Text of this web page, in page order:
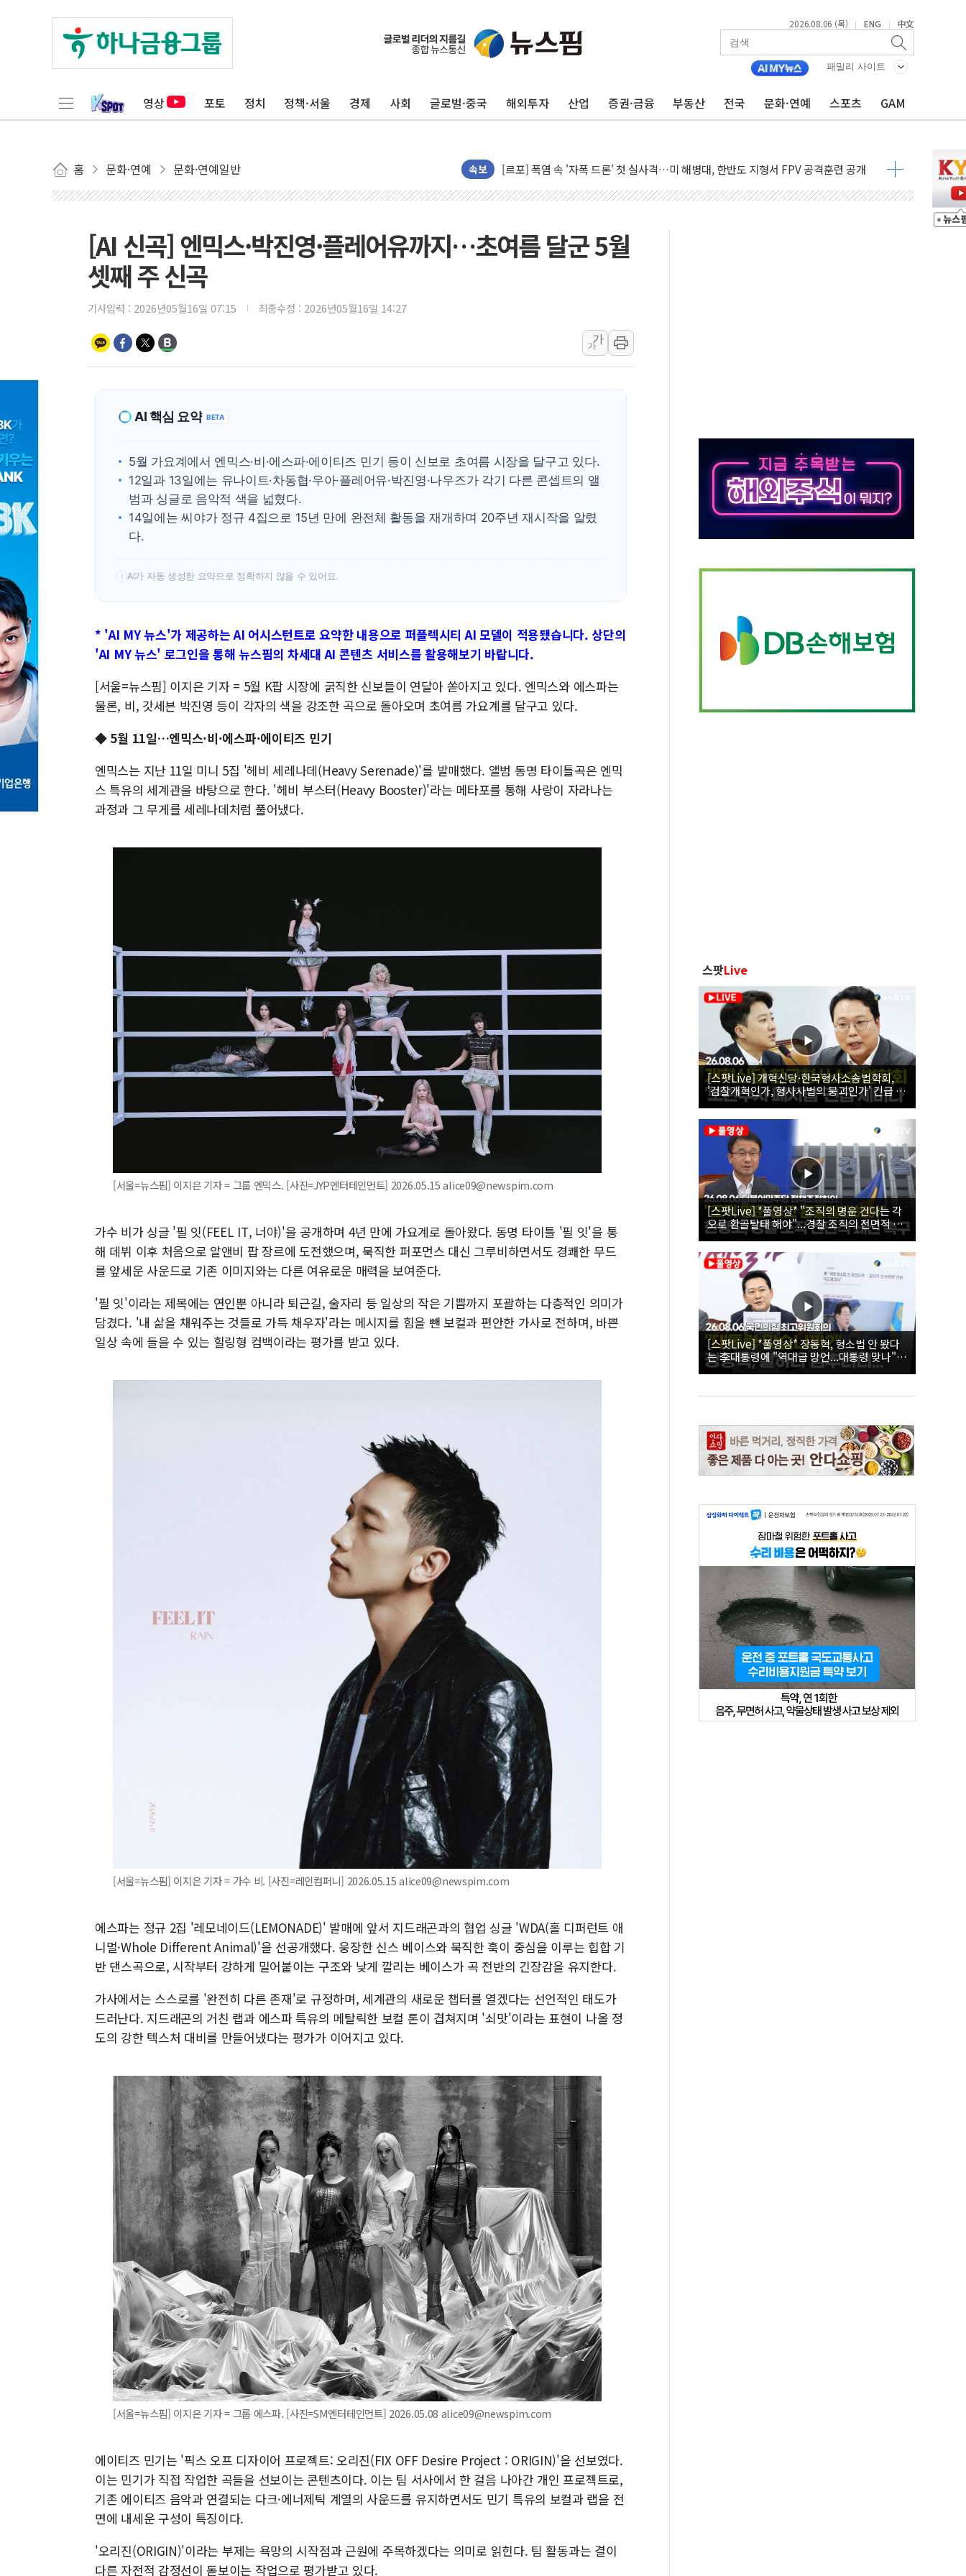
2026.08.06 (목) | ENG | 中文
패밀리 사이트
영상 포토 정치 정책·서울 경제 사회 글로벌·중국 해외투자 산업 증권·금융 부동산 전국 문화·연예 스포츠 GAM
홈 문화·연예 문화·연예일반 속보
[AI 카드뉴스] 어린이집·유치원 비상! 수족구병이 다시 유행합니다.
운수업·기업활동 '원스톱'으로...데이터처, 기업 3만1000곳 경제통계조사
공정위 "국고채 PD 15곳, 관행 아닌 담합…76조2000억 입찰 영향"
중소기업 기술자료 중국 계열사에 넘긴 세라젬…공정위 과징금 4억3200만원
국표원, 해외직구 물놀이기구·유아용품 등 94개 제품 안전기준 '부적합'
쉐이크쉑, 남양주 현대아울렛에 '다산점' 열어
'달라진 임신·출산·육아 지원 한눈에'…인사처, 공무원 인사제도 안내서 발간
정청래 "2차 TV토론으로 게임 끝…김민석, 신천지 허위신고에 배신 사과 안 해"
[K메이커] 코셔에서 할랄까지…대상, 종가가 넘은 건 국경 아닌 '식문화 장벽'
[특징주] 비철금속 업종 11% 급등…구리 가격 상승 전망 부각
흥국자산운용, 코스닥 성장주 담은 채권혼합 펀드 2종 출시
외국인 돌아왔지만 …'삼전·하이닉스'는 사고 급등주는 팔았다
[AI 신곡] 엔믹스·박진영·플레어유까지…초여름 달군 5월
셋째 주 신곡
기사입력 : 2026년05월16일 07:15 최종수정 : 2026년05월16일 14:27
가
가
AI 핵심 요약 BETA
5월 가요계에서 엔믹스·비·에스파·에이티즈 민기 등이 신보로 초여름 시장을 달구고 있다.
12일과 13일에는 유나이트·차동협·우아·플레어유·박진영·나우즈가 각기 다른 콘셉트의 앨
범과 싱글로 음악적 색을 넓혔다.
14일에는 씨야가 정규 4집으로 15년 만에 완전체 활동을 재개하며 20주년 재시작을 알렸
다.
! AI가 자동 생성한 요약으로 정확하지 않을 수 있어요.
* 'AI MY 뉴스'가 제공하는 AI 어시스턴트로 요약한 내용으로 퍼플렉시티 AI 모델이 적용됐습니다. 상단의
'AI MY 뉴스' 로그인을 통해 뉴스핌의 차세대 AI 콘텐츠 서비스를 활용해보기 바랍니다.
[서울=뉴스핌] 이지은 기자 = 5월 K팝 시장에 굵직한 신보들이 연달아 쏟아지고 있다. 엔믹스와 에스파는
물론, 비, 갓세븐 박진영 등이 각자의 색을 강조한 곡으로 돌아오며 초여름 가요계를 달구고 있다.
◆ 5월 11일…엔믹스·비·에스파·에이티즈 민기
엔믹스는 지난 11일 미니 5집 '헤비 세레나데(Heavy Serenade)'를 발매했다. 앨범 동명 타이틀곡은 엔믹
스 특유의 세계관을 바탕으로 한다. '헤비 부스터(Heavy Booster)'라는 메타포를 통해 사랑이 자라나는
과정과 그 무게를 세레나데처럼 풀어냈다.
[서울=뉴스핌] 이지은 기자 = 그룹 엔믹스. [사진=JYP엔터테인먼트] 2026.05.15 alice09@newspim.com
가수 비가 싱글 '필 잇(FEEL IT, 너야)'을 공개하며 4년 만에 가요계로 돌아왔다. 동명 타이틀 '필 잇'을 통
해 데뷔 이후 처음으로 알앤비 팝 장르에 도전했으며, 묵직한 퍼포먼스 대신 그루비하면서도 경쾌한 무드
를 앞세운 사운드로 기존 이미지와는 다른 여유로운 매력을 보여준다.
'필 잇'이라는 제목에는 연인뿐 아니라 퇴근길, 술자리 등 일상의 작은 기쁨까지 포괄하는 다층적인 의미가
담겼다. '내 삶을 채워주는 것들로 가득 채우자'라는 메시지를 힘을 뺀 보컬과 편안한 가사로 전하며, 바쁜
일상 속에 들을 수 있는 힐링형 컴백이라는 평가를 받고 있다.
[서울=뉴스핌] 이지은 기자 = 가수 비. [사진=레인컴퍼니] 2026.05.15 alice09@newspim.com
에스파는 정규 2집 '레모네이드(LEMONADE)' 발매에 앞서 지드래곤과의 협업 싱글 'WDA(홀 디퍼런트 애
니멀·Whole Different Animal)'을 선공개했다. 웅장한 신스 베이스와 묵직한 훅이 중심을 이루는 힙합 기
반 댄스곡으로, 시작부터 강하게 밀어붙이는 구조와 낮게 깔리는 베이스가 곡 전반의 긴장감을 유지한다.
가사에서는 스스로를 '완전히 다른 존재'로 규정하며, 세계관의 새로운 챕터를 열겠다는 선언적인 태도가
드러난다. 지드래곤의 거친 랩과 에스파 특유의 메탈릭한 보컬 톤이 겹쳐지며 '쇠맛'이라는 표현이 나올 정
도의 강한 텍스처 대비를 만들어냈다는 평가가 이어지고 있다.
[서울=뉴스핌] 이지은 기자 = 그룹 에스파. [사진=SM엔터테인먼트] 2026.05.08 alice09@newspim.com
에이티즈 민기는 '픽스 오프 디자이어 프로젝트: 오리진(FIX OFF Desire Project : ORIGIN)'을 선보였다.
이는 민기가 직접 작업한 곡들을 선보이는 콘텐츠이다. 이는 팀 서사에서 한 걸음 나아간 개인 프로젝트로,
기존 에이티즈 음악과 연결되는 다크·에너제틱 계열의 사운드를 유지하면서도 민기 특유의 보컬과 랩을 전
면에 내세운 구성이 특징이다.
'오리진(ORIGIN)'이라는 부제는 욕망의 시작점과 근원에 주목하겠다는 의미로 읽힌다. 팀 활동과는 결이
다른 자전적 감정선이 돋보이는 작업으로 평가받고 있다.
스팟Live
[스팟Live] 개혁신당·한국형사소송법학회,
'검찰개혁인가, 형사사법의 붕괴인가' 긴급 세
미나｜26.08.06
[스팟Live] *풀영상* "조직의 명운 건다는 각
오로 환골탈태 해야"...경찰 조직의 전면적 쇄
신 촉구한 한병도 | 26.08.06 더불어민주당 정
책조정회의
[스팟Live] *풀영상* 장동혁, 형소법 안 봤다
는 李대통령에 "역대급 망언...대통령 맞나"｜
26.08.06 국민의힘 최고위원회의